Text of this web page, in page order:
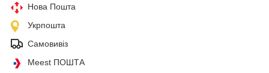
Нова Пошта
Укрпошта
Самовивіз
Meest ПОШТА